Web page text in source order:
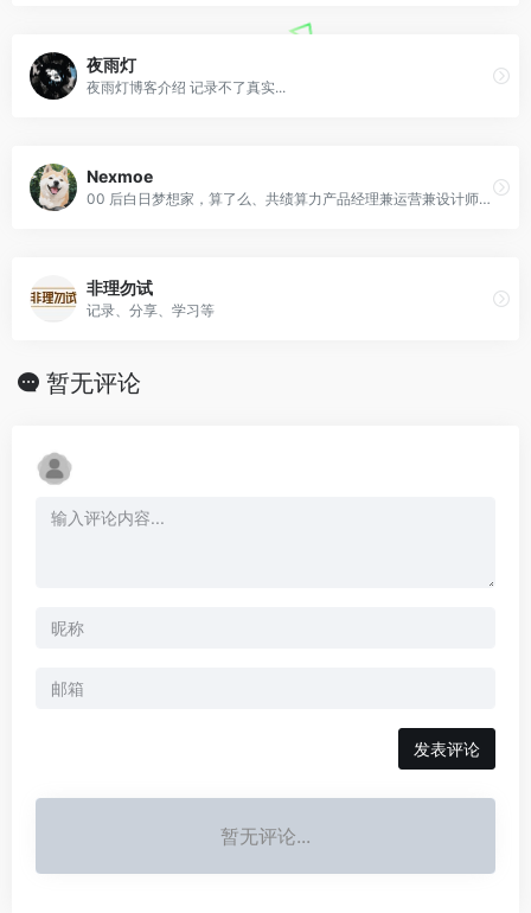
夜雨灯
夜雨灯博客介绍 记录不了真实...
Nexmoe
00 后白日梦想家，算了么、共绩算力产品经理兼运营兼设计师兼开发。
非理勿试
记录、分享、学习等
暂无评论
发表评论
暂无评论...